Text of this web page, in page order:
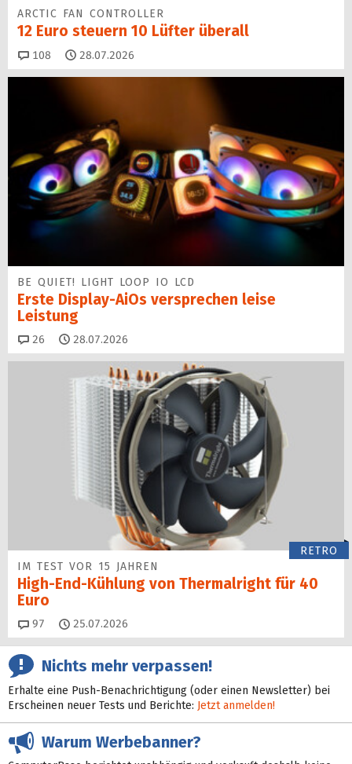
ARCTIC FAN CONTROLLER
12 Euro steuern 10 Lüfter überall
108 Kommentare
28.07.2026
BE QUIET! LIGHT LOOP IO LCD
Erste Display-AiOs versprechen leise
Leistung
26 Kommentare
28.07.2026
RETRO
IM TEST VOR 15 JAHREN
High-End-Kühlung von Thermalright für 40
Euro
97 Kommentare
25.07.2026
Nichts mehr verpassen!
Erhalte eine Push-Benachrichtigung (oder einen Newsletter) bei
Erscheinen neuer Tests und Berichte: Jetzt anmelden!
Warum Werbebanner?